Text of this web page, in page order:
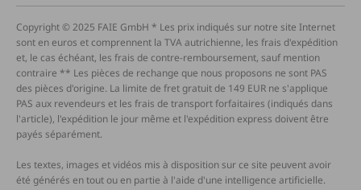
Copyright © 2025 FAIE GmbH * Les prix indiqués sur notre site Internet
sont en euros et comprennent la TVA autrichienne, les frais d'expédition
et, le cas échéant, les frais de contre-remboursement, sauf mention
contraire ** Les pièces de rechange que nous proposons ne sont PAS
des pièces d'origine. La limite de fret gratuit de 149 EUR ne s'applique
PAS aux revendeurs et les frais de transport forfaitaires (indiqués dans
l'article), l'expédition le jour même et l'expédition express doivent être
payés séparément.
Les textes, images et vidéos mis à disposition sur ce site peuvent avoir
été générés en tout ou en partie à l'aide d'une intelligence artificielle.